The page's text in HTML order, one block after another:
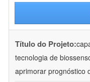
Título do Projeto:
tecnologia de
aprimorar prognóstico